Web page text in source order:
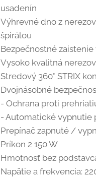
usadenín
Výhrevné dno z
špirálou
Bezpečnostné
Vysoko kvalitná
Stredový 360° STRIX
Dvojnásobné
- Ochrana proti
- Automatické vypnutie
Prepínač zapnuté /
Príkon 2 150 W
Hmotnosť bez
Napätie a frekvencia: